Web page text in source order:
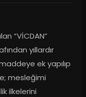
“VİCDAN”
yıllardır
ek yapılıp
mesleğimi
ilkelerini